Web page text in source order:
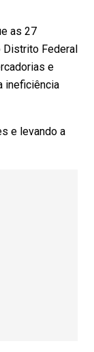
as 27
Federal
e
ineficiência
e levando a